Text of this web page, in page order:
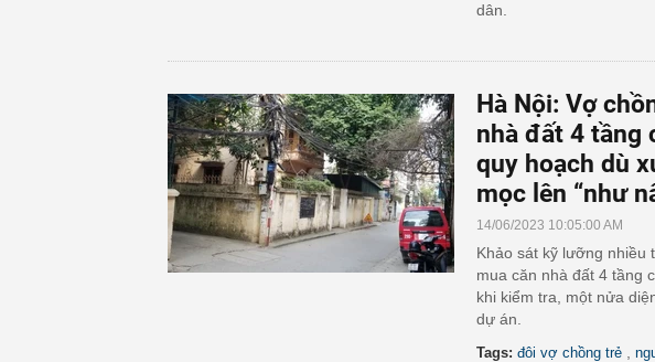
dân.
Hà Nội: Vợ
nhà đất 4 tầng
quy hoạch dù
mọc lên “như
14/06/2023 10:05:00 AM
Khảo sát kỹ lưỡng nhiều
mua căn nhà đất 4 tầng
khi kiểm tra, một nửa
dự án.
Tags: đôi vợ chồng trẻ